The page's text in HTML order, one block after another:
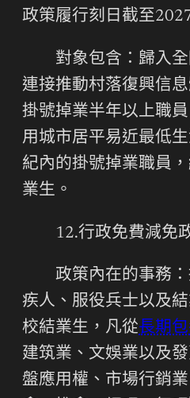
政策履行刻日截至
對象包含：歸入
連接推動村落復興信
掛號掉業半年以上職
用城市居平易近最低
紀內的掛號掉業職員
業生。
12.行政免費減免
政策內在的事務
疾人、服役兵士以及
校結業生，凡從長期
建筑業、文娛業以及
盤應用權、市場行銷